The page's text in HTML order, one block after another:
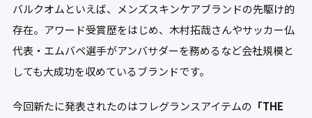
バルクオムといえば、メンズスキンケアブランドの先駆け的
存在。アワード受賞歴をはじめ、木村拓哉さんやサッカー仏
代表・エムバペ選手がアンバサダーを務めるなど会社規模と
しても大成功を収めているブランドです。
今回新たに発表されたのはフレグランスアイテムの 「THE